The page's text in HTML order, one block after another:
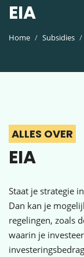
EIA
Home Subsidies
ALLES OVER
EIA
Staat je strategie
Dan kan je
regelingen, zoals
waarin je